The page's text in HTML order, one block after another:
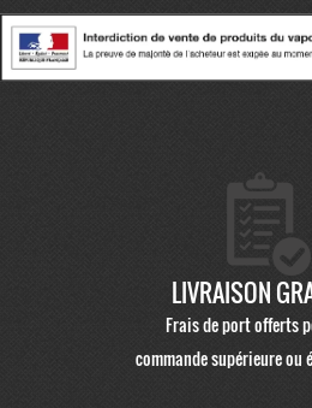
LIVRAISON
Frais de port offerts
commande supérieure ou